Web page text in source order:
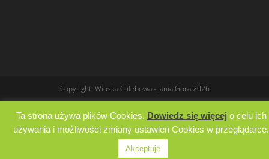
Copyright: Wioska Chlebowa - Jania Gora 2026
Ta strona używa plików Cookies. Dowiedz się więcej o celu ich
używania i możliwości zmiany ustawień Cookies w przeglądarce.
Akceptuje